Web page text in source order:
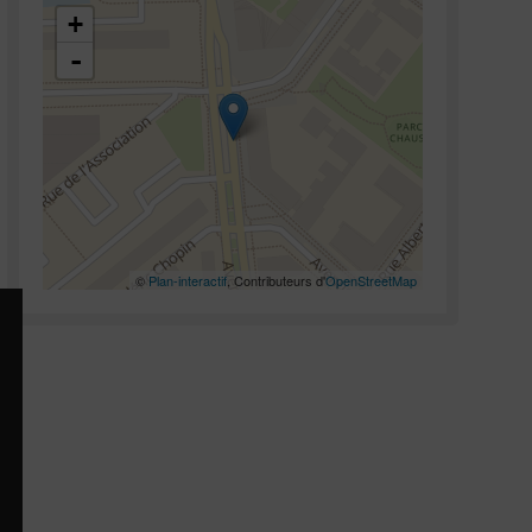
+
-
© Plan-interactif , Contributeurs d'OpenStreetMap